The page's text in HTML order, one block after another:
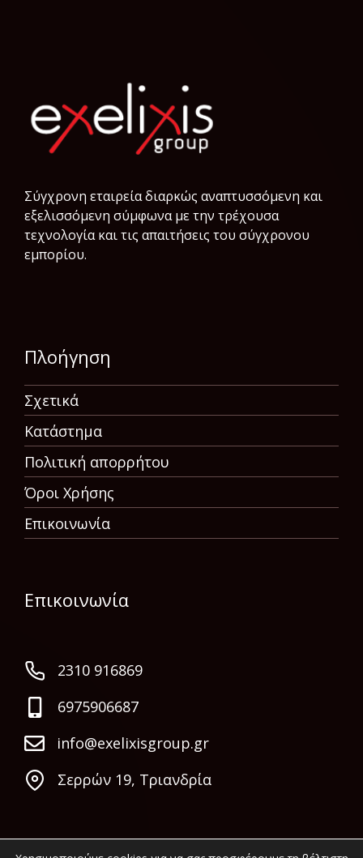
Σύγχρονη εταιρεία διαρκώς αναπτυσσόμενη και
εξελισσόμενη σύμφωνα µε την τρέχουσα
τεχνολογία και τις απαιτήσεις του σύγχρονου
εμπορίου.
Πλοήγηση
Σχετικά
Κατάστημα
Πολιτική απορρήτου
Όροι Χρήσης
Επικοινωνία
Επικοινωνία
2310 916869
6975906687
info@exelixisgroup.gr
Σερρών 19, Τριανδρία